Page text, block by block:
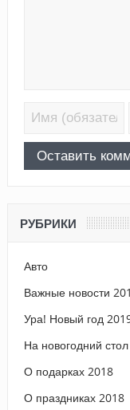
РУБРИКИ
Авто
Важные новости
Ура! Новый год
На новогодний
О подарках 2018
О праздниках 2018